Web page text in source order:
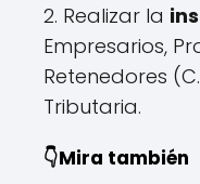
2. Realizar la
Empresarios,
Retenedores
Tributaria.
👇Mira también